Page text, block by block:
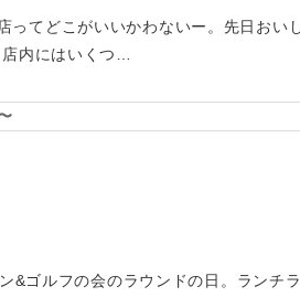
ってどこがいいかわないー。先日お
内にはいくつ…
&ゴルフの会のラウンドの日。ランチ